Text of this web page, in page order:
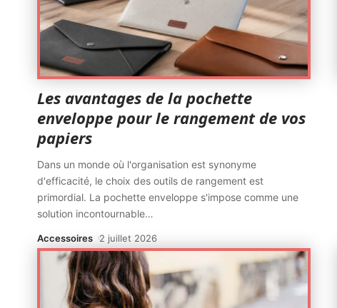
Les avantages de la pochette
enveloppe pour le rangement de vos
papiers
Dans un monde où l'organisation est synonyme
d'efficacité, le choix des outils de rangement est
primordial. La pochette enveloppe s'impose comme une
solution incontournable…
Accessoires 2 juillet 2026